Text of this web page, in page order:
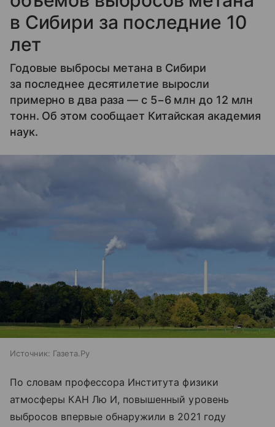
в Сибири за последние 10
лет
Годовые выбросы метана в Сибири
за последнее десятилетие выросли
примерно в два раза — с 5−6 млн до 12 млн
тонн. Об этом сообщает Китайская академия
наук.
Источник: Газета.Ру
По словам профессора Института физики
атмосферы КАН Лю И, повышенный уровень
выбросов впервые обнаружили в 2021 году